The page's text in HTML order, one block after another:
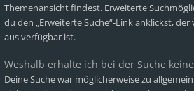
Themenansicht findest. Erweiterte
du den „Erweiterte Suche“-Link anklickst,
aus verfügbar ist.
Weshalb erhalte ich bei der Suche
Deine Suche war möglicherweise zu